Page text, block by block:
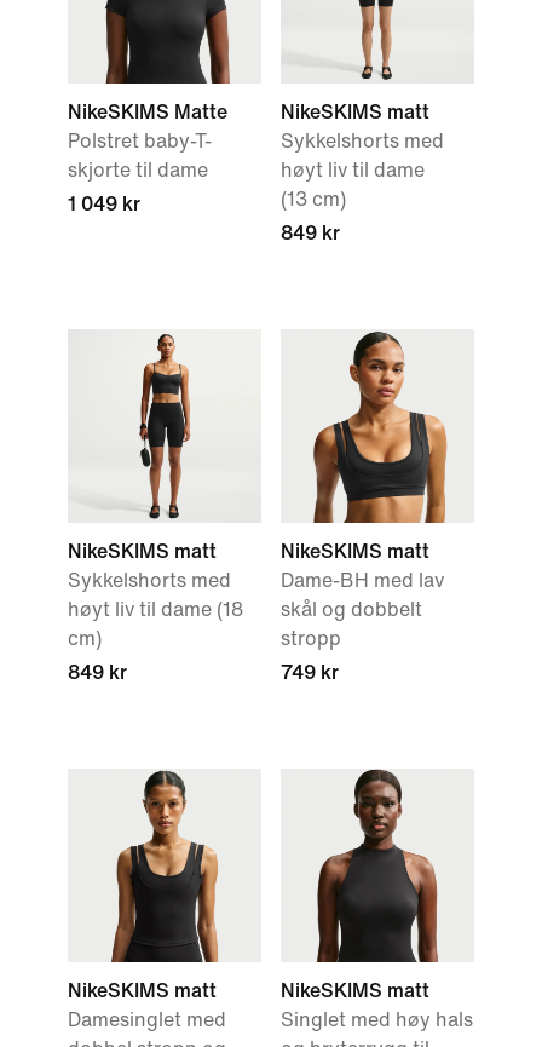
NikeSKIMS Matte
Polstret baby-T-
skjorte til dame
1 049 kr
NikeSKIMS matt
Sykkelshorts med
høyt liv til dame
(13 cm)
849 kr
NikeSKIMS matt
Sykkelshorts med
høyt liv til dame (18
cm)
849 kr
NikeSKIMS matt
Dame-BH med lav
skål og dobbelt
stropp
749 kr
NikeSKIMS matt
Damesinglet med
NikeSKIMS matt
Singlet med høy hals